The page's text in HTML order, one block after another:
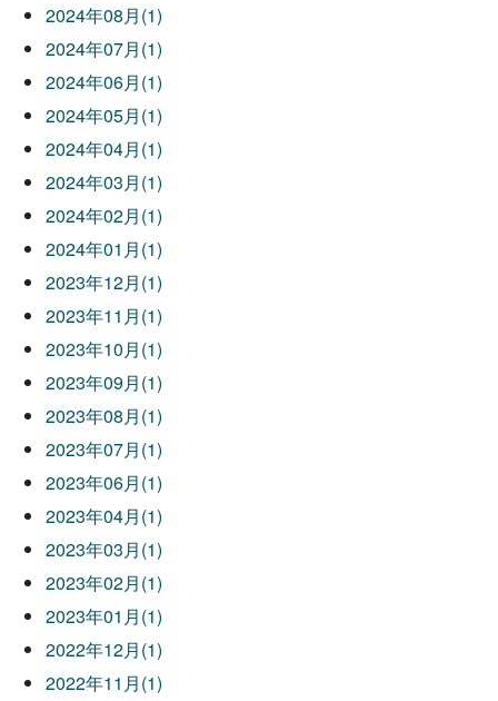
2024年08月(1)
2024年07月(1)
2024年06月(1)
2024年05月(1)
2024年04月(1)
2024年03月(1)
2024年02月(1)
2024年01月(1)
2023年12月(1)
2023年11月(1)
2023年10月(1)
2023年09月(1)
2023年08月(1)
2023年07月(1)
2023年06月(1)
2023年04月(1)
2023年03月(1)
2023年02月(1)
2023年01月(1)
2022年12月(1)
2022年11月(1)